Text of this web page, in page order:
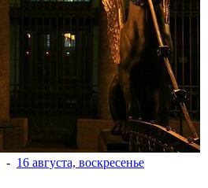
- 16 августа, воскресенье